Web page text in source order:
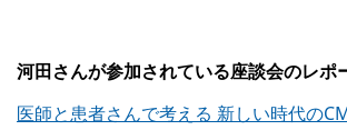
河田さんが参加されている座談会のレポ
医師と患者さんで考える 新しい時代の